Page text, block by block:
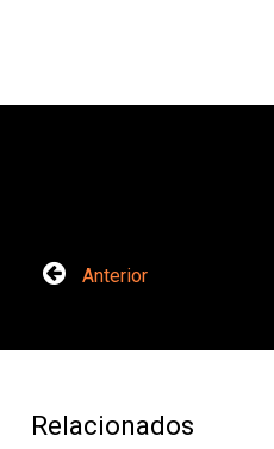
Anterior
Relacionados